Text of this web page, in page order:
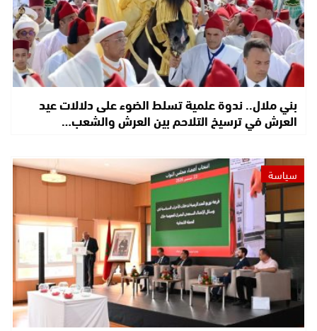
بني ملال.. ندوة علمية تسلط الضوء على دلالات عيد
العرش في ترسيخ التلاحم بين العرش والشعب…
سياسة